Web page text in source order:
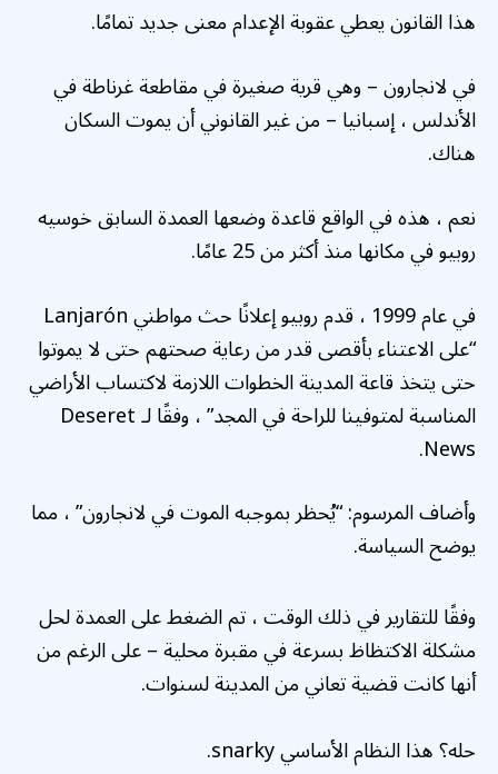
هذا القانون يعطي عقوبة الإعدام معنى جديد تمامًا.
في لانجارون – وهي قرية صغيرة في مقاطعة غرناطة في
الأندلس ، إسبانيا – من غير القانوني أن يموت السكان
هناك.
نعم ، هذه في الواقع قاعدة وضعها العمدة السابق خوسيه
روبيو في مكانها منذ أكثر من 25 عامًا.
في عام 1999 ، قدم روبيو إعلانًا حث مواطني Lanjarón
“على الاعتناء بأقصى قدر من رعاية صحتهم حتى لا يموتوا
حتى يتخذ قاعة المدينة الخطوات اللازمة لاكتساب الأراضي
المناسبة لمتوفينا للراحة في المجد” ، وفقًا لـ Deseret
News.
وأضاف المرسوم: “يُحظر بموجبه الموت في لانجارون” ، مما
يوضح السياسة.
وفقًا للتقارير في ذلك الوقت ، تم الضغط على العمدة لحل
مشكلة الاكتظاظ بسرعة في مقبرة محلية – على الرغم من
أنها كانت قضية تعاني من المدينة لسنوات.
حله؟ هذا النظام الأساسي snarky.